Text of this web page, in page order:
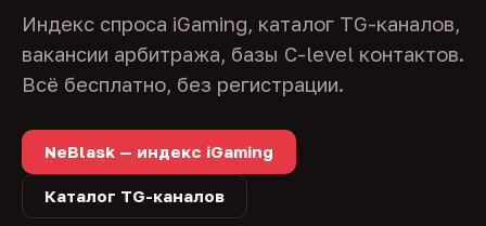
Индекс спроса iGaming, каталог TG-каналов,
вакансии арбитража, базы C-level контактов.
Всё бесплатно, без регистрации.
NeBlask — индекс iGaming
Каталог TG-каналов